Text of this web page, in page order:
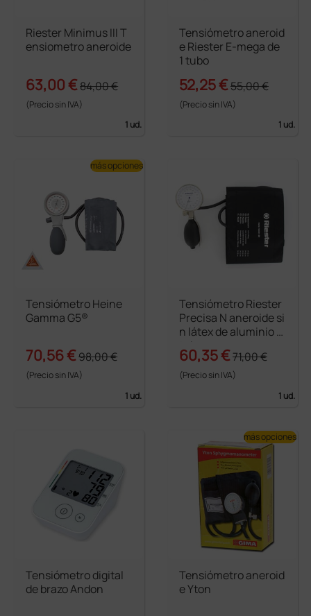
Riester Minimus III T
ensiometro aneroide
63,00 €84,00 €
(Precio sin IVA)
1 ud.
Tensiómetro aneroid
e Riester E-mega de
1 tubo
52,25 €55,00 €
(Precio sin IVA)
1 ud.
Tensiómetro Heine
Gamma G5®
70,56 €98,00 €
(Precio sin IVA)
1 ud.
más opciones
Tensiómetro Riester
Precisa N aneroide si
n látex de aluminio 1
tubo
60,35 €71,00 €
(Precio sin IVA)
1 ud.
Tensiómetro digital
de brazo Andon
Tensiómetro aneroid
e Yton
más opciones